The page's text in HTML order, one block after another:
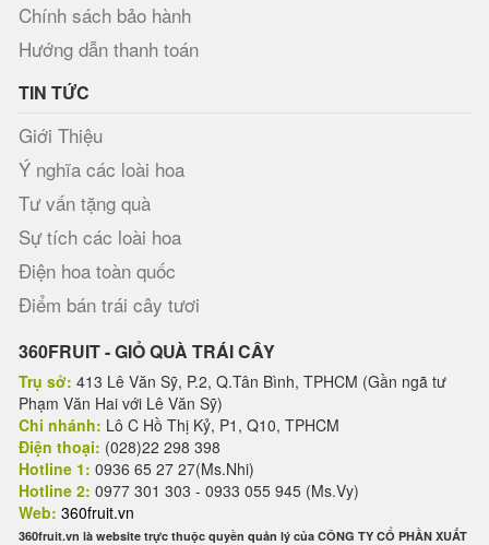
Chính sách bảo hành
Hướng dẫn thanh toán
TIN TỨC
Giới Thiệu
Ý nghĩa các loài hoa
Tư vấn tặng quà
Sự tích các loài hoa
Điện hoa toàn quốc
Điểm bán trái cây tươi
360FRUIT - GIỎ QUÀ TRÁI CÂY
Trụ sở: 413 Lê Văn Sỹ, P.2, Q.Tân Bình, TPHCM (Gần ngã tư
Phạm Văn Hai với Lê Văn Sỹ)
Chi nhánh: Lô C Hồ Thị Kỷ, P1, Q10, TPHCM
Điện thoại: (028)22 298 398
Hotline 1: 0936 65 27 27(Ms.Nhi)
Hotline 2: 0977 301 303 - 0933 055 945 (Ms.Vy)
Web: 360fruit.vn
360fruit.vn là website trực thuộc quyền quản lý của CÔNG TY CỔ PHẦN XUẤT